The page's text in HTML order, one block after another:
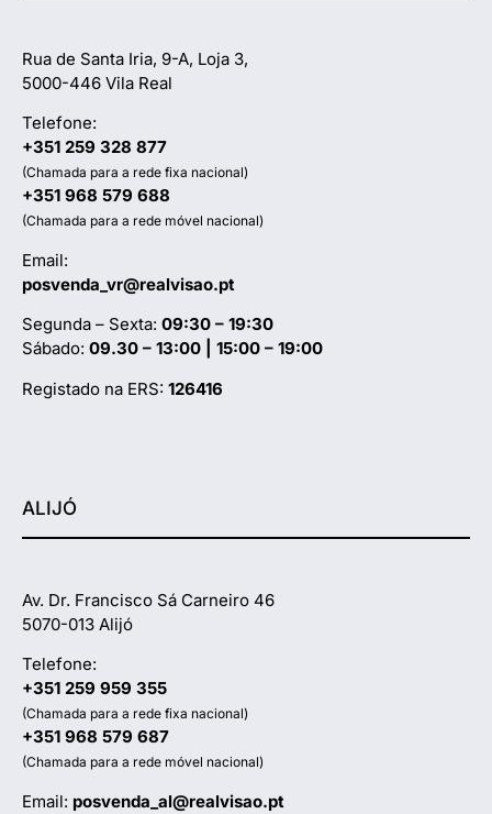
Rua de Santa Iria, 9-A, Loja 3,
5000-446 Vila Real
Telefone:
+351 259 328 877
(Chamada para a rede fixa nacional)
+351 968 579 688
(Chamada para a rede móvel nacional)
Email:
posvenda_vr@realvisao.pt
Segunda – Sexta: 09:30 – 19:30
Sábado: 09.30 – 13:00 | 15:00 – 19:00
Registado na ERS: 126416
ALIJÓ
Av. Dr. Francisco Sá Carneiro 46
5070-013 Alijó
Telefone:
+351 259 959 355
(Chamada para a rede fixa nacional)
+351 968 579 687
(Chamada para a rede móvel nacional)
Email: posvenda_al@realvisao.pt